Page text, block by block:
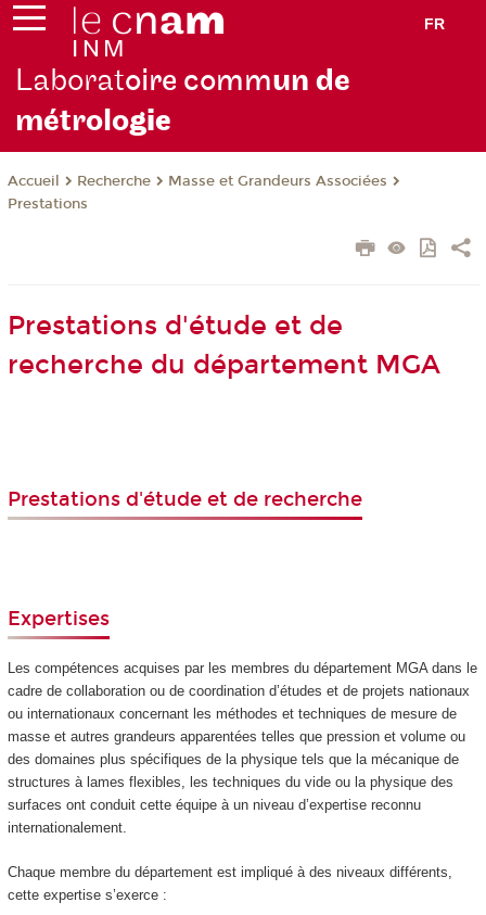
FR
Laboratoire commun de
métrologie
Accueil Recherche
Masse et Grandeurs Associées
Prestations
Prestations d'étude et de
recherche du département MGA
Prestations d'étude et de recherche
Expertises
Les compétences acquises par les membres du département MGA dans le
cadre de collaboration ou de coordination d’études et de projets nationaux
ou internationaux concernant les méthodes et techniques de mesure de
masse et autres grandeurs apparentées telles que pression et volume ou
des domaines plus spécifiques de la physique tels que la mécanique de
structures à lames flexibles, les techniques du vide ou la physique des
surfaces ont conduit cette équipe à un niveau d’expertise reconnu
internationalement.
Chaque membre du département est impliqué à des niveaux différents,
cette expertise s’exerce :